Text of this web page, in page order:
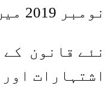
نومبر 2019 میں ترکی کی پارلیمینٹ نے ٹیکس سے متعلق نئے قوانین منظور کیے تھے۔
اشتہارات